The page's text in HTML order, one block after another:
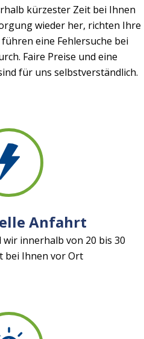
kürzester Zeit bei Ihnen
wieder her, richten Ihre
eine Fehlersuche bei
Faire Preise und eine
für uns selbstverständlich.
Anfahrt
wir innerhalb von 20 bis 30
bei Ihnen vor Ort